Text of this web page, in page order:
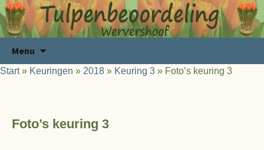
Menu
de
Start» Keuringen » 2018 » Keuring 3 » Foto’s keuring 3
Foto’s keuring 3